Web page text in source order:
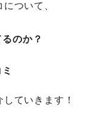
ついて、
のか？
ていきます！